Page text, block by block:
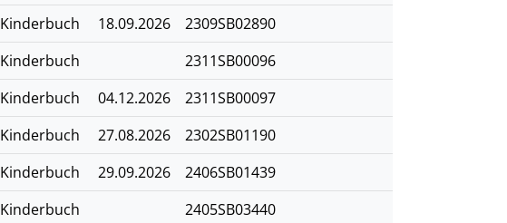
Kinderbuch 18.09.2026
2309SB02890
Kinderbuch
2311SB00096
Kinderbuch 04.12.2026
2311SB00097
Kinderbuch 27.08.2026
2302SB01190
Kinderbuch 29.09.2026
2406SB01439
Kinderbuch 2405SB03440